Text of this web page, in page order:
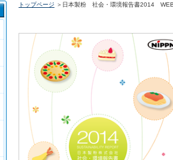
トップページ ＞日本製粉 社会・環境報告書2014